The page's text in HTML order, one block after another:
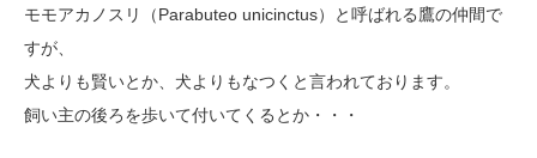
モモアカノスリ（Parabuteo unicinctus）と呼ばれる鷹の仲間で
すが、
犬よりも賢いとか、犬よりもなつくと言われております。
飼い主の後ろを歩いて付いてくるとか・・・